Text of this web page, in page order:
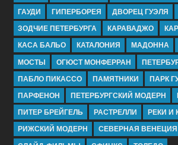
ГАУДИ
ГИПЕРБОРЕЯ ДВОРЕЦ ГУЭЛЯ
ЗОДЧИЕ ПЕТЕРБУРГА
КАРАВАДЖО
КАСА БАЛЬО
КАТАЛОНИЯ МАДОННА
МОСТЫ
ОГЮСТ МОНФЕРРАН
ПАБЛО ПИКАССО
ПАМЯТНИКИ
ПАРК
ПАРФЕНОН
ПЕТЕРБУРГСКИЙ МОДЕРН
ПИТЕР БРЕЙГЕЛЬ
РАСТРЕЛЛИ РЕКИ И
РИЖСКИЙ МОДЕРН
СЕВЕРНАЯ ВЕНЕЦИЯ